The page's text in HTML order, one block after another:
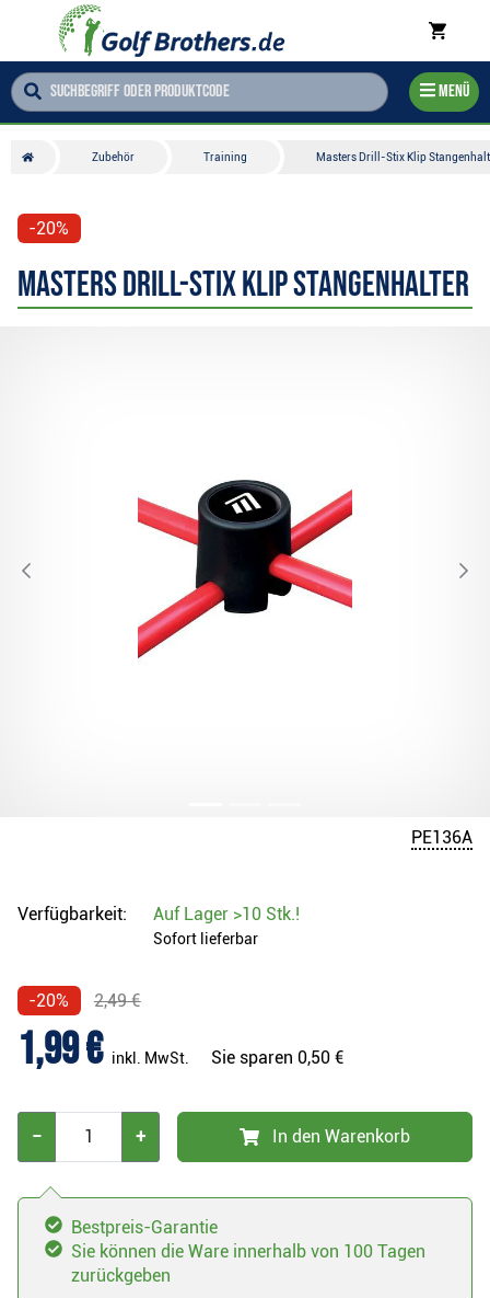
Menü
Zubehör Training Masters Drill-Stix Klip
-20%
Masters Drill-Stix Klip Stangenhalter
PE136A
Verfügbarkeit: Auf Lager >10 Stk.!
Sofort lieferbar
-20% 2,49 €
1,99 € inkl. MwSt. Sie sparen 0,50 €
− + In den Warenkorb
Bestpreis-Garantie
Sie können die Ware innerhalb von 100 Tagen
zurückgeben